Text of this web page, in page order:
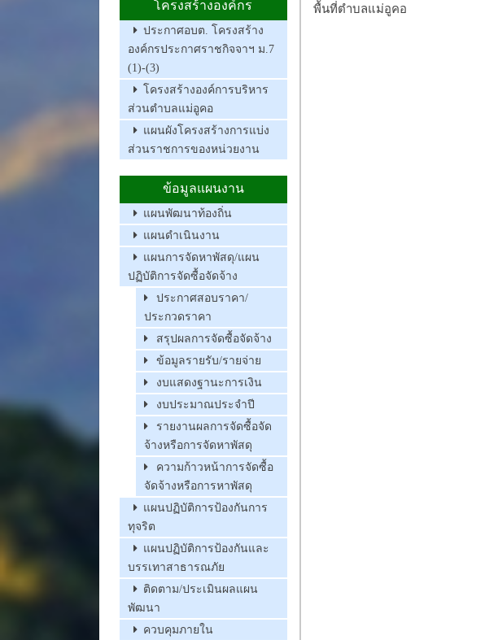
โครงสร้างองค์กร
ประกาศอบต. โครงสร้าง
องค์กรประกาศราชกิจจาฯ ม.7
(1)-(3)
โครงสร้างองค์การบริหาร
ส่วนตำบลแม่อูคอ
แผนผังโครงสร้างการแบ่ง
ส่วนราชการของหน่วยงาน
ข้อมูลแผนงาน
แผนพัฒนาท้องถิ่น
แผนดำเนินงาน
แผนการจัดหาพัสดุ/แผน
ปฏิบัติการจัดซื้อจัดจ้าง
ประกาศสอบราคา/
ประกวดราคา
สรุปผลการจัดซื้อจัดจ้าง
ข้อมูลรายรับ/รายจ่าย
งบแสดงฐานะการเงิน
งบประมาณประจำปี
รายงานผลการจัดซื้อจัด
จ้างหรือการจัดหาพัสดุ
ความก้าวหน้าการจัดซื้อ
จัดจ้างหรือการหาพัสดุ
แผนปฏิบัติการป้องกันการ
ทุจริต
แผนปฏิบัติการป้องกันและ
บรรเทาสาธารณภัย
ติดตาม/ประเมินผลแผน
พัฒนา
ควบคุมภายใน
พื้นที่ตำบลแม่อูคอ